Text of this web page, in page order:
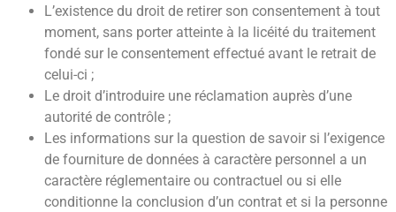
L’existence du droit de retirer son consentement à tout
moment, sans porter atteinte à la licéité du traitement
fondé sur le consentement effectué avant le retrait de
celui-ci ;
Le droit d’introduire une réclamation auprès d’une
autorité de contrôle ;
Les informations sur la question de savoir si l’exigence
de fourniture de données à caractère personnel a un
caractère réglementaire ou contractuel ou si elle
conditionne la conclusion d’un contrat et si la personne